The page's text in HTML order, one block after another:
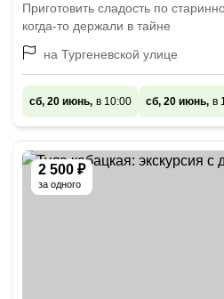
Приготовить сладость по
когда-то держали в тайне
на Тургеневской улице
сб, 20 июнь, в 10:00 сб, 20 июнь, в
2 500 ₽
за одного